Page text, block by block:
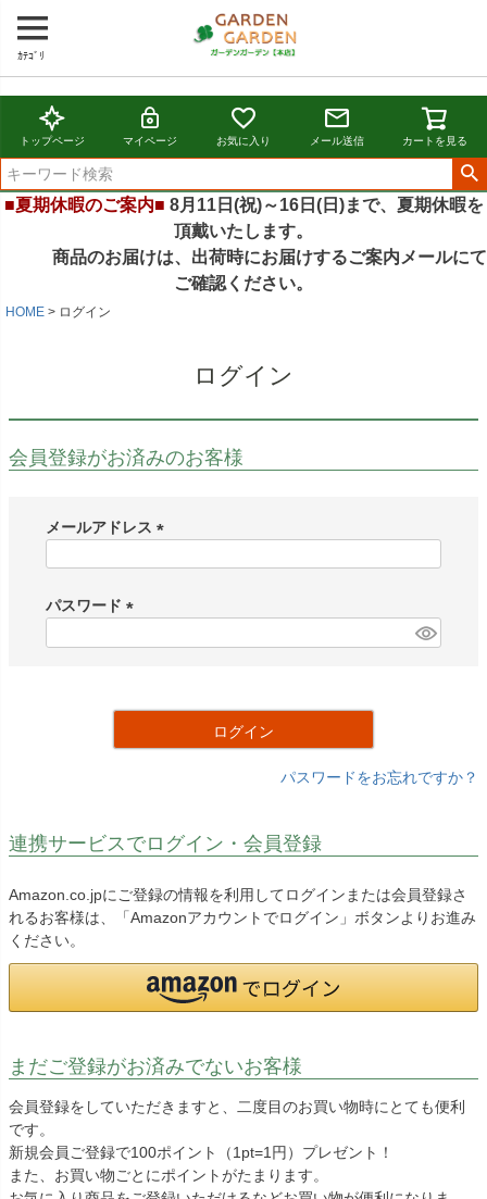
ｶﾃｺﾞﾘ
トップページ マイページ お気に入り メール送信 カートを見る
■夏期休暇のご案内■ 8月11日(祝)～16日(日)まで、夏期休暇を
頂戴いたします。
商品のお届けは、出荷時にお届けするご案内メールにて
ご確認ください。
HOME ログイン
ログイン
会員登録がお済みのお客様
メールアドレス
)
パスワード
ログイン
パスワードをお忘れですか？
連携サービスでログイン・会員登録
Amazon.co.jpにご登録の情報を利用してログインまたは会員登録さ
れるお客様は、「Amazonアカウントでログイン」ボタンよりお進み
ください。
まだご登録がお済みでないお客様
会員登録をしていただきますと、二度目のお買い物時にとても便利
です。
新規会員ご登録で100ポイント（1pt=1円）プレゼント！
また、お買い物ごとにポイントがたまります。